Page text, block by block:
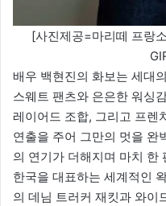
[사진제공=마리떼 프랑
배우 백현진의 화보는 세대
스웨트 팬츠와 은은한 워싱
레이어드 조합, 그리고 프렌
연출을 주어 그만의 멋을 완
의 연기가 더해지며 마치 한
한국을 대표하는 세계적인
의 데님 트러커 재킷과 와이